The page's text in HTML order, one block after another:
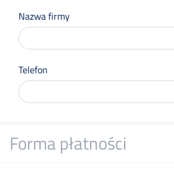
Nazwa firmy
Telefon
Forma płatności